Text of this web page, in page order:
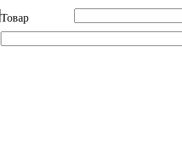
Товар
Allegro - Music: Музичні інструменти